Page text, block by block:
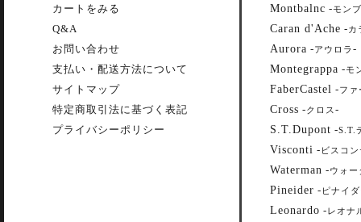
カートをみる
Q&A
お問い合わせ
支払い・配送方法について
サイトマップ
特定商取引法に基づく表記
プライバシーポリシー
Montbalnc -モン
Caran d'Ache -カ
Aurora -アウロラ -
Montegrappa -モ
FaberCastel -ファ
Cross -クロス -
S.T.Dupont -S.T.
Visconti - ビスコ
Waterman -ウォー
Pineider - ピナイ
Leonardo -レオナ